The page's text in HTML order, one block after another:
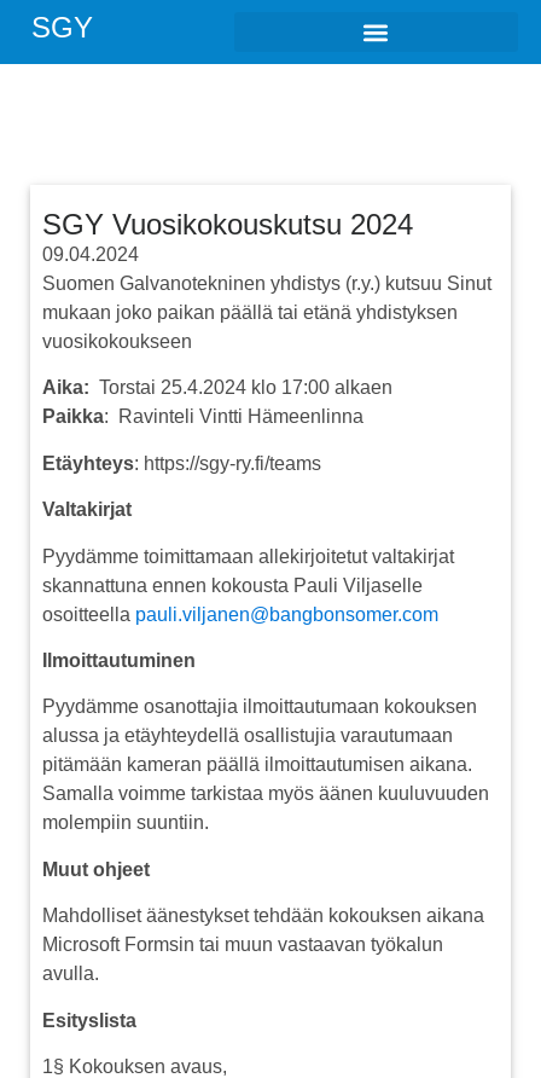
SGY
SGY Vuosikokouskutsu 2024
09.04.2024
Suomen Galvanotekninen yhdistys (r.y.) kutsuu Sinut
mukaan joko paikan päällä tai etänä yhdistyksen
vuosikokoukseen
Aika: Torstai 25.4.2024 klo 17:00 alkaen
Paikka: Ravinteli Vintti Hämeenlinna
Etäyhteys: https://sgy-ry.fi/teams
Valtakirjat
Pyydämme toimittamaan allekirjoitetut valtakirjat
skannattuna ennen kokousta Pauli Viljaselle
osoitteella pauli.viljanen@bangbonsomer.com
Ilmoittautuminen
Pyydämme osanottajia ilmoittautumaan kokouksen
alussa ja etäyhteydellä osallistujia varautumaan
pitämään kameran päällä ilmoittautumisen aikana.
Samalla voimme tarkistaa myös äänen kuuluvuuden
molempiin suuntiin.
Muut ohjeet
Mahdolliset äänestykset tehdään kokouksen aikana
Microsoft Formsin tai muun vastaavan työkalun
avulla.
Esityslista
1§ Kokouksen avaus,